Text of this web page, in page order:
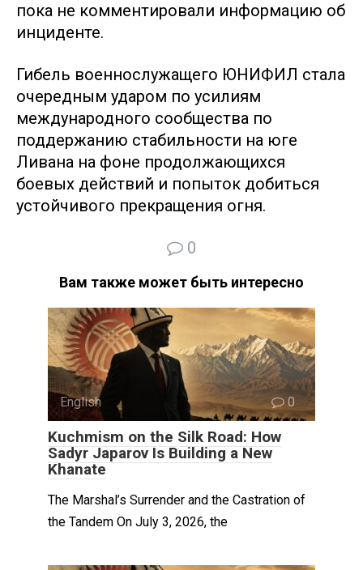
пока не комментировали информацию об
инциденте.
Гибель военнослужащего ЮНИФИЛ стала
очередным ударом по усилиям
международного сообщества по
поддержанию стабильности на юге
Ливана на фоне продолжающихся
боевых действий и попыток добиться
устойчивого прекращения огня.
0
Вам также может быть интересно
English 0
Kuchmism on the Silk Road: How
Sadyr Japarov Is Building a New
Khanate
The Marshal’s Surrender and the Castration of
the Tandem On July 3, 2026, the